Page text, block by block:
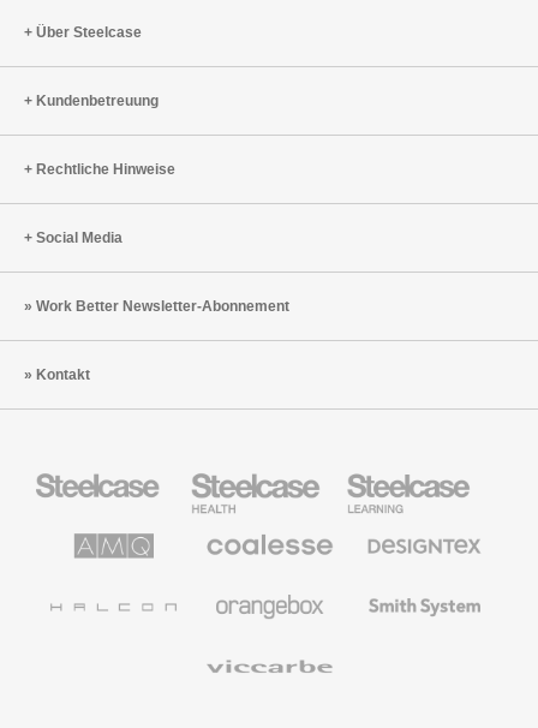
Über Steelcase
Kundenbetreuung
Rechtliche Hinweise
Social Media
Work Better Newsletter-Abonnement
Kontakt
Büromöbel
Health
Education
Möbel
Solutions
Büromöbel
Textilien
System